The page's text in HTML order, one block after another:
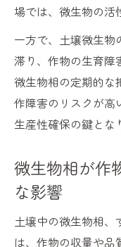
場では、微生物の活
一方で、土壌微生物
滞り、作物の生育障
微生物相の定期的な
作障害のリスクが高
生産性確保の鍵とな
微生物相が作
な影響
土壌中の微生物相
は、作物の収量や